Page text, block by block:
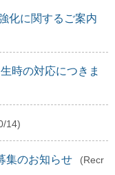
化に関するご案内
時の対応につきま
14)
集のお知らせ
(Recr